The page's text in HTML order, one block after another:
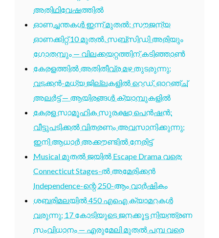
അതിഥിവേഷത്തിൽ
ഓണച്ചന്തകൾ ഇന്ന് മുതൽ; സൗജന്യ
ഓണക്കിറ്റ് 10 മുതൽ, സബ്സിഡി അരിയും
ഗോതമ്പും — വിലക്കയറ്റത്തിന് കടിഞ്ഞാൺ
കേരളത്തിൽ അതിതീവ്ര മഴ തുടരുന്നു;
വടക്കൻ-മധ്യ ജില്ലകളിൽ റെഡ്, ഓറഞ്ച്
അലർട്ട് — ആയിരങ്ങൾ ക്യാമ്പുകളിൽ
കേരള സാമൂഹിക സുരക്ഷാ പെൻഷൻ:
വീട്ടുപടിക്കൽ വിതരണം അവസാനിക്കുന്നു;
ഇനി ആധാർ അക്കൗണ്ടിൽ നേരിട്ട്
Musical മുതൽ ജയിൽ Escape Drama വരെ:
Connecticut Stages-ൽ അമേരിക്കൻ
Independence-ന്റെ 250-ആം വാർഷികം
ശബരിമലയിൽ 450 എഐ ക്യാമറകൾ
വരുന്നു; 17 കോടിയുടെ ജനക്കൂട്ട നിയന്ത്രണ
സംവിധാനം — എരുമേലി മുതൽ പമ്പ വരെ